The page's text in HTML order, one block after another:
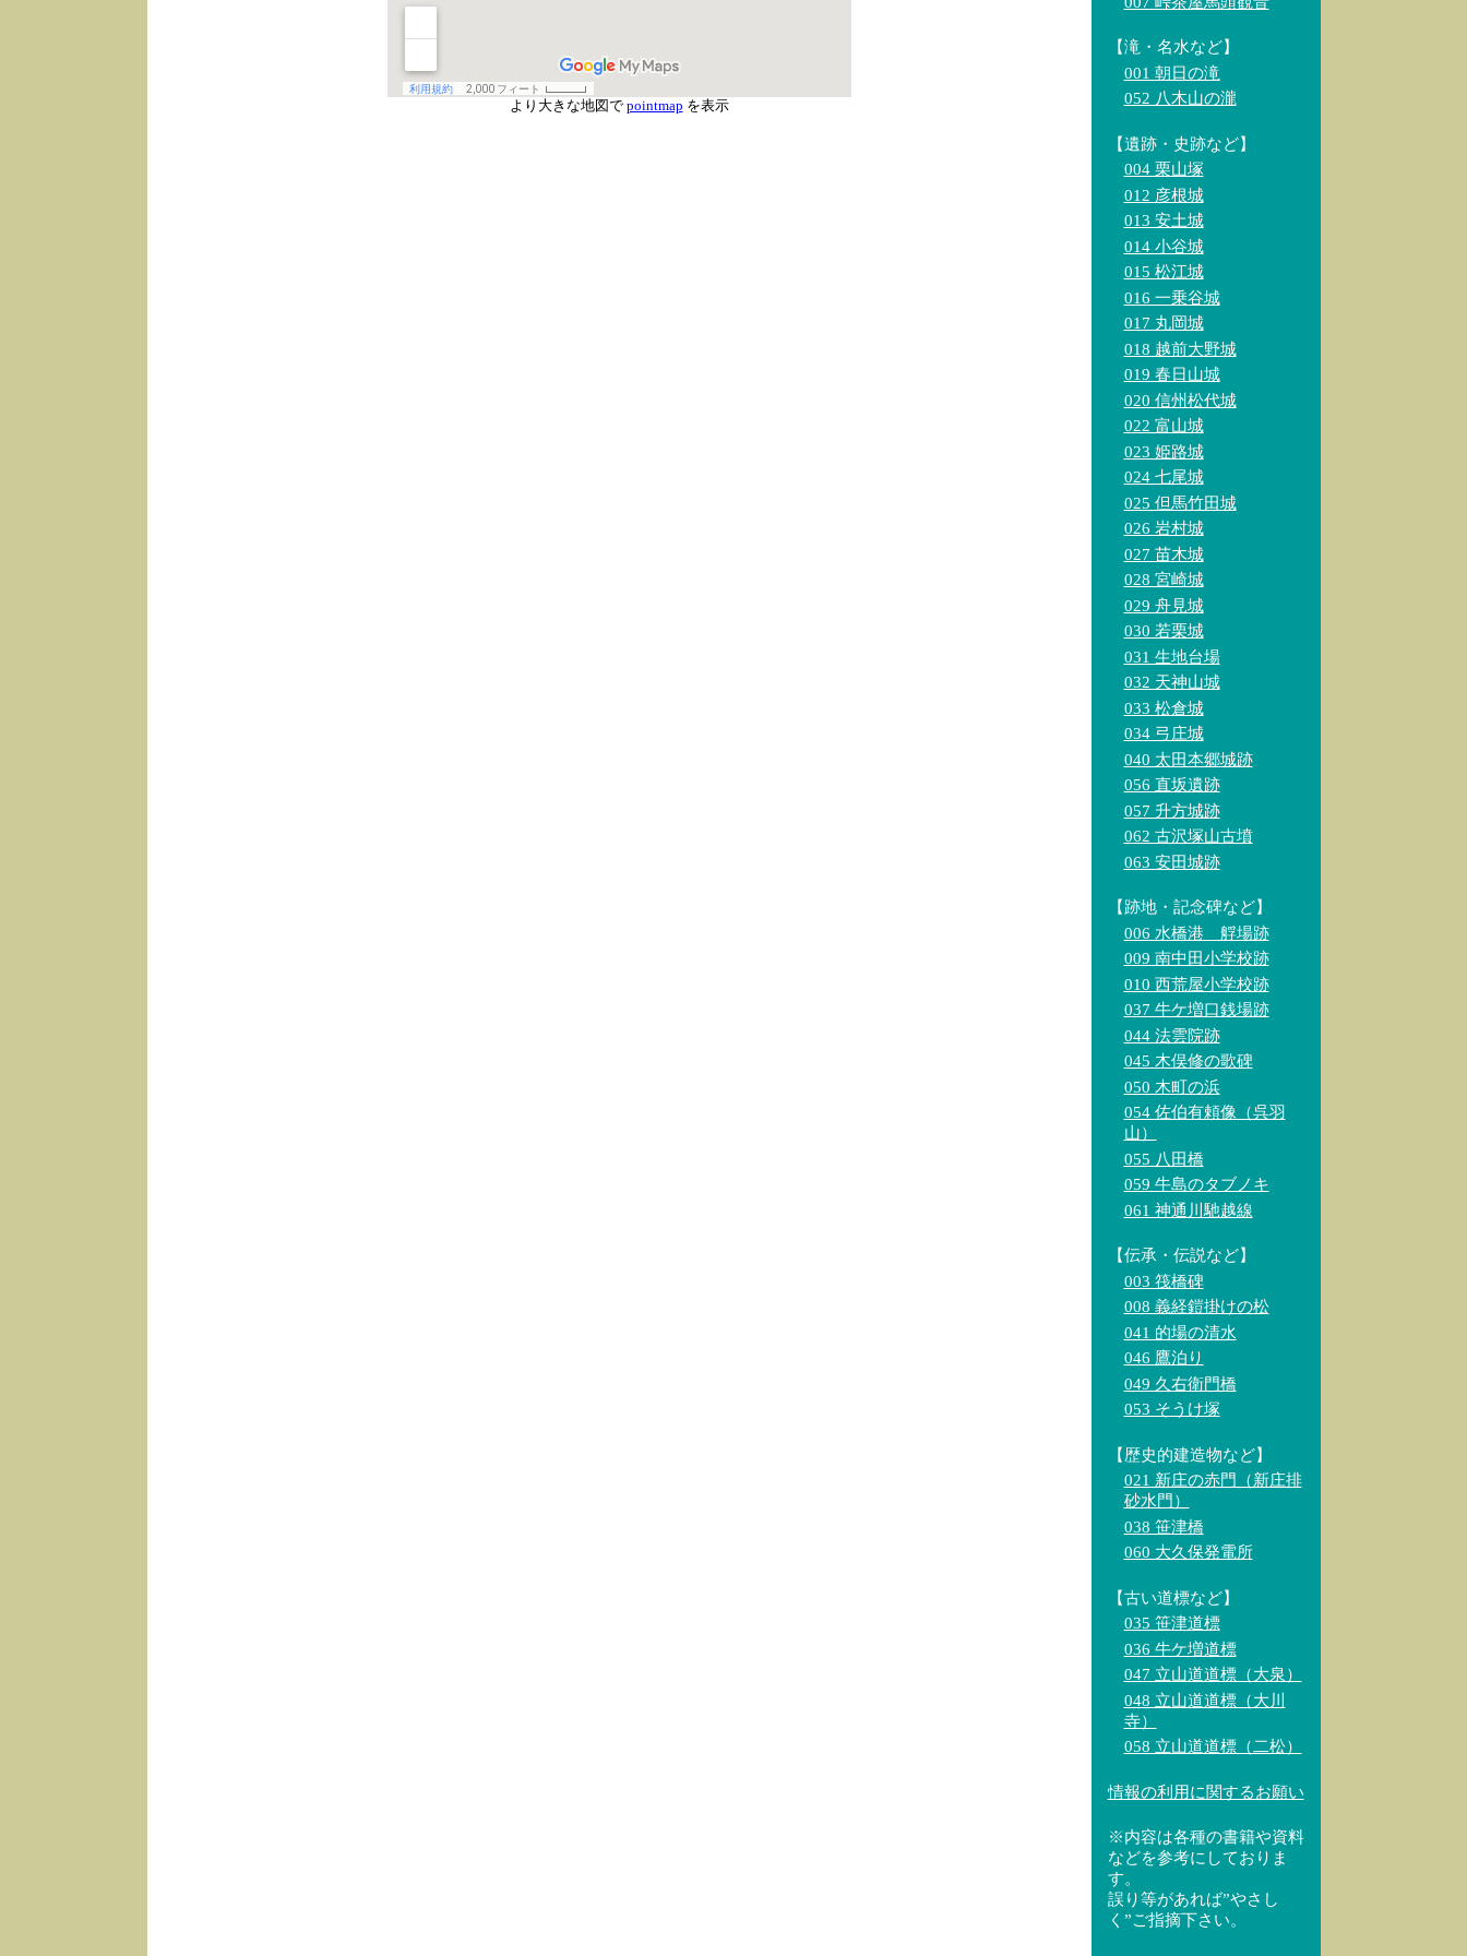
より大きな地図で pointmap を表示
【滝・名水など】
001 朝日の滝
052 八木山の瀧
【遺跡・史跡など】
004 栗山塚
012 彦根城
013 安土城
014 小谷城
015 松江城
016 一乗谷城
017 丸岡城
018 越前大野城
019 春日山城
020 信州松代城
022 富山城
023 姫路城
024 七尾城
025 但馬竹田城
026 岩村城
027 苗木城
028 宮崎城
029 舟見城
030 若栗城
031 生地台場
032 天神山城
033 松倉城
034 弓庄城
040 太田本郷城跡
056 直坂遺跡
057 升方城跡
062 古沢塚山古墳
063 安田城跡
【跡地・記念碑など】
006 水橋港 艀場跡
009 南中田小学校跡
010 西荒屋小学校跡
037 牛ケ増口銭場跡
044 法雲院跡
045 木俣修の歌碑
050 木町の浜
054 佐伯有頼像（呉羽
山）
055 八田橋
059 牛島のタブノキ
061 神通川馳越線
【伝承・伝説など】
003 筏橋碑
008 義経鎧掛けの松
041 的場の清水
046 鷹泊り
049 久右衛門橋
053 そうけ塚
【歴史的建造物など】
021 新庄の赤門（新庄排
砂水門）
038 笹津橋
060 大久保発電所
【古い道標など】
035 笹津道標
036 牛ケ増道標
047 立山道道標（大泉）
048 立山道道標（大川
寺）
058 立山道道標（二松）
情報の利用に関するお願い
※内容は各種の書籍や資料
などを参考にしておりま
す。
誤り等があれば”やさし
く”ご指摘下さい。